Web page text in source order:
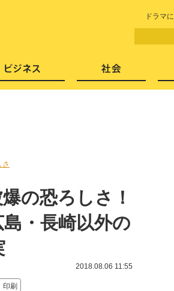
ドラマ
の恐ろしさ！
・長崎以外の
2018.08.06 11:55
印刷
メ スキャンダル